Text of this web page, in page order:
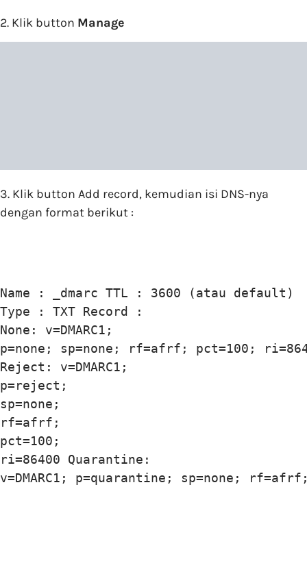
2. Klik button Manage
3. Klik button Add record, kemudian isi DNS-nya
dengan format berikut :
Name : _dmarc TTL : 3600 (atau default)
Type : TXT Record :
None: v=DMARC1;
p=none; sp=none; rf=afrf; pct=100;
Reject: v=DMARC1;
p=reject;
sp=none;
rf=afrf;
pct=100;
ri=86400 Quarantine:
v=DMARC1; p=quarantine; sp=none;